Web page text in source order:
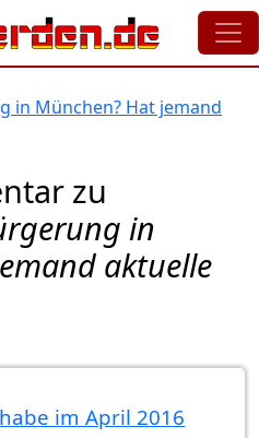
in München? Hat jemand
zu
in
aktuelle
im April 2016